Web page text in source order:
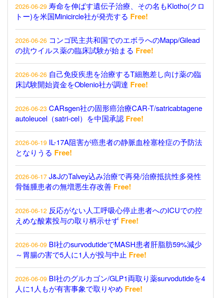
2026-06-29 寿命を伸ばす遺伝子治療、その名もKlotho(クロ
トー)を米国Minicircle社が発売する Free!
2026-06-26 コンゴ民主共和国でのエボラへのMapp/Gilead
の抗ウイルス薬の臨床試験が始まる Free!
2026-06-26 自己免疫疾患を治療するT細胞差し向け薬の臨
床試験開始資金をOblenio社が調達 Free!
2026-06-23 CARsgen社の固形癌治療CAR-T/satricabtagene
autoleucel（satri-cel）を中国承認 Free!
2026-06-19 IL-17A阻害が癌患者の静脈血栓塞栓症の予防法
となりうる Free!
2026-06-17 J&JのTalvey込み治療で再発/治療抵抗性多発性
骨髄腫患者の無増悪生存改善 Free!
2026-06-12 反応がない人工呼吸心停止患者へのICUでの控
えめな酸素投与の取り柄示せず Free!
2026-06-09 BI社のsurvodutideでMASH患者肝脂肪59%減少
～胃腸の害で5人に1人が投与中止 Free!
2026-06-09 BI社のグルカゴン/GLP1両取り薬survodutideを4
人に1人もが有害事象で取りやめ Free!